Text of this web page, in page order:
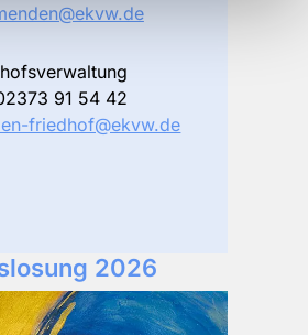
91 54 42
friedhof@ekvw.de
2026